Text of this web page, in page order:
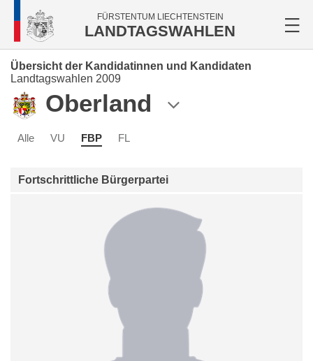
FÜRSTENTUM LIECHTENSTEIN
LANDTAGSWAHLEN
Übersicht der Kandidatinnen und Kandidaten
Landtagswahlen 2009
Oberland
Alle VU FBP FL
Fortschrittliche Bürgerpartei